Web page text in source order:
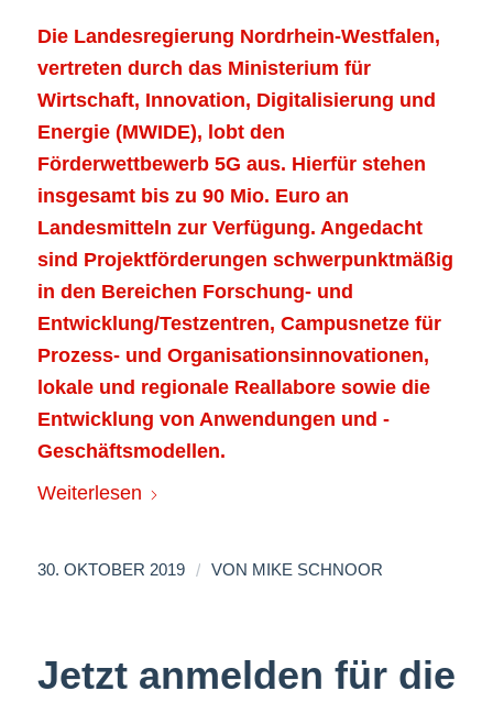
Die Landesregierung Nordrhein-Westfalen,
vertreten durch das Ministerium für
Wirtschaft, Innovation, Digitalisierung und
Energie (MWIDE), lobt den
Förderwettbewerb 5G aus. Hierfür stehen
insgesamt bis zu 90 Mio. Euro an
Landesmitteln zur Verfügung. Angedacht
sind Projektförderungen schwerpunktmäßig
in den Bereichen Forschung- und
Entwicklung/Testzentren, Campusnetze für
Prozess- und Organisationsinnovationen,
lokale und regionale Reallabore sowie die
Entwicklung von Anwendungen und -
Geschäftsmodellen.
Weiterlesen
30. OKTOBER 2019 / VON MIKE SCHNOOR
Jetzt anmelden für die